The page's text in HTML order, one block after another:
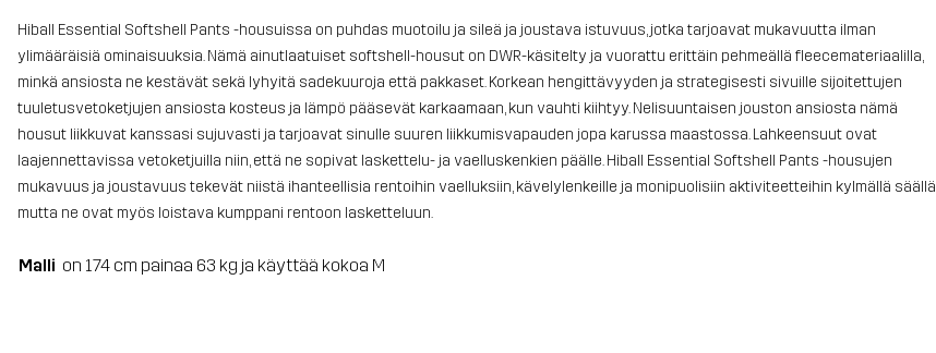
Hiball Essential Softshell Pants -housuissa on puhdas muotoilu ja sileä ja joustava istuvuus, jotka tarjoavat mukavuutta ilman
ylimääräisiä ominaisuuksia. Nämä ainutlaatuiset softshell-housut on DWR-käsitelty ja vuorattu erittäin pehmeällä fleecemateriaalilla,
minkä ansiosta ne kestävät sekä lyhyitä sadekuuroja että pakkaset. Korkean hengittävyyden ja strategisesti sivuille sijoitettujen
tuuletusvetoketjujen ansiosta kosteus ja lämpö pääsevät karkaamaan, kun vauhti kiihtyy. Nelisuuntaisen jouston ansiosta nämä
housut liikkuvat kanssasi sujuvasti ja tarjoavat sinulle suuren liikkumisvapauden jopa karussa maastossa. Lahkeensuut ovat
laajennettavissa vetoketjuilla niin, että ne sopivat laskettelu- ja vaelluskenkien päälle. Hiball Essential Softshell Pants -housujen
mukavuus ja joustavuus tekevät niistä ihanteellisia rentoihin vaelluksiin, kävelylenkeille ja monipuolisiin aktiviteetteihin kylmällä säällä,
mutta ne ovat myös loistava kumppani rentoon lasketteluun.
Malli on 174 cm painaa 63 kg ja käyttää kokoa M